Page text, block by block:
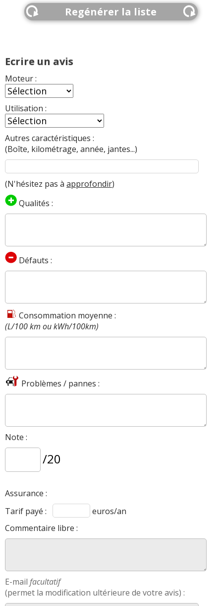
Regénérer la liste
Ecrire un avis
Moteur :
Utilisation :
Autres caractéristiques :
(Boîte, kilométrage, année, jantes...)
(N'hésitez pas à approfondir)
Qualités :
Défauts :
Consommation moyenne :
(L/100 km ou kWh/100km)
Problèmes / pannes :
Note :
/20
Assurance :
Tarif payé :
euros/an
Commentaire libre :
E-mail facultatif
(permet la modification ultérieure de votre avis) :